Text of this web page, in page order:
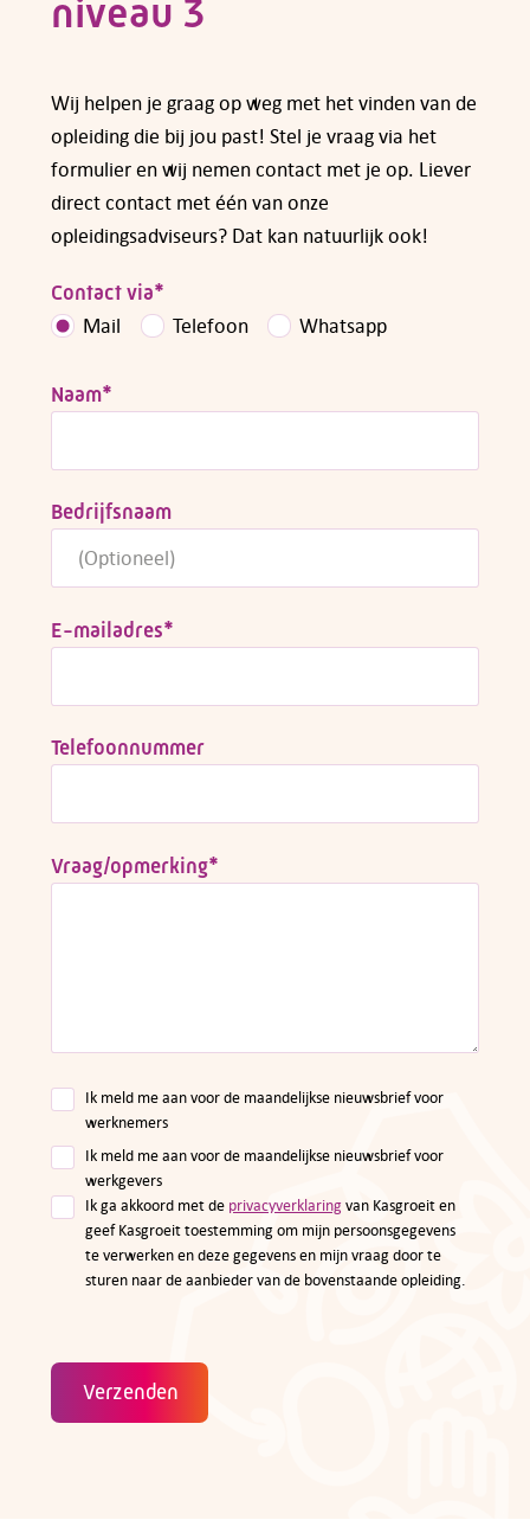
niveau 3
Wij helpen je graag op weg met het vinden van de
opleiding die bij jou past! Stel je vraag via het
formulier en wij nemen contact met je op. Liever
direct contact met één van onze
opleidingsadviseurs? Dat kan natuurlijk ook!
Contact via*
Mail Telefoon Whatsapp
Naam*
Bedrijfsnaam
E-mailadres*
Telefoonnummer
Vraag/opmerking*
Ik meld me aan voor de maandelijkse nieuwsbrief voor
werknemers
Ik meld me aan voor de maandelijkse nieuwsbrief voor
werkgevers
Ik ga akkoord met de privacyverklaringvan Kasgroeit en
geef Kasgroeit toestemming om mijn persoonsgegevens
te verwerken en deze gegevens en mijn vraag door te
sturen naar de aanbieder van de bovenstaande opleiding.
Verzenden